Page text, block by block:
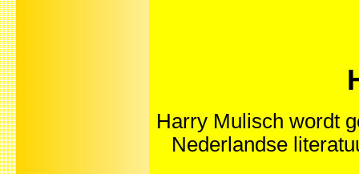
Harry Mulisch wordt
Nederlandse